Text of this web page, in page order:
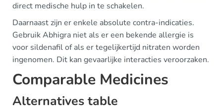
direct medische hulp in te schakelen.
Daarnaast zijn er enkele absolute contra-indicaties.
Gebruik Abhigra niet als er een bekende allergie is
voor sildenafil of als er tegelijkertijd nitraten worden
ingenomen. Dit kan gevaarlijke interacties veroorzaken.
Comparable Medicines
Alternatives table